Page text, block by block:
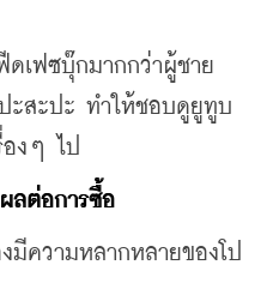
ฟซบุ๊กมากกว่าผู้ชาย
ะสะปะ ทำให้ชอบดูยูทูบ
องๆ ไป
ลต่อการซื้อ
มีความหลากหลายของโป